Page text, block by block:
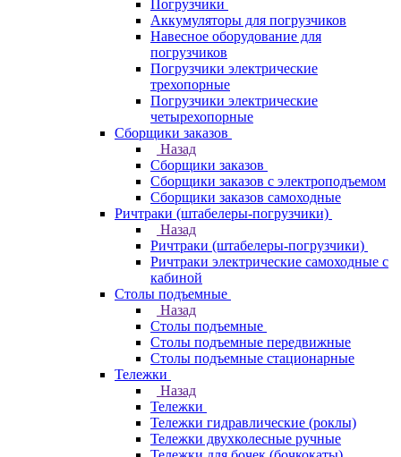
Погрузчики
Аккумуляторы для погрузчиков
Навесное оборудование для
погрузчиков
Погрузчики электрические
трехопорные
Погрузчики электрические
четырехопорные
Сборщики заказов
Назад
Сборщики заказов
Сборщики заказов с электроподъемом
Сборщики заказов самоходные
Ричтраки (штабелеры-погрузчики)
Назад
Ричтраки (штабелеры-погрузчики)
Ричтраки электрические самоходные с
кабиной
Столы подъемные
Назад
Столы подъемные
Столы подъемные передвижные
Столы подъемные стационарные
Тележки
Назад
Тележки
Тележки гидравлические (роклы)
Тележки двухколесные ручные